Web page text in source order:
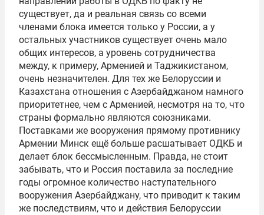
существует, да и реальная связь со всеми
членами блока имеется только у России, а у
остальных участников существует очень мало
общих интересов, а уровень сотрудничества
между, к примеру, Арменией и Таджикистаном,
очень незначителен. Для тех же Белоруссии и
Казахстана отношения с Азербайджаном намного
приоритетнее, чем с Арменией, несмотря на то, что
страны формально являются союзниками.
Поставками же вооружения прямому противнику
Армении Минск ещё больше расшатывает ОДКБ и
делает блок бессмысленным. Правда, не стоит
забывать, что и Россия поставила за последние
годы огромное количество наступательного
вооружения Азербайджану, что приводит к таким
же последствиям, что и действия Белоруссии